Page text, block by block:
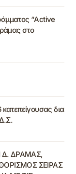
“Active
στο
δια
ΔΡΑΜΑΣ,
ΣΕΙΡΑΣ